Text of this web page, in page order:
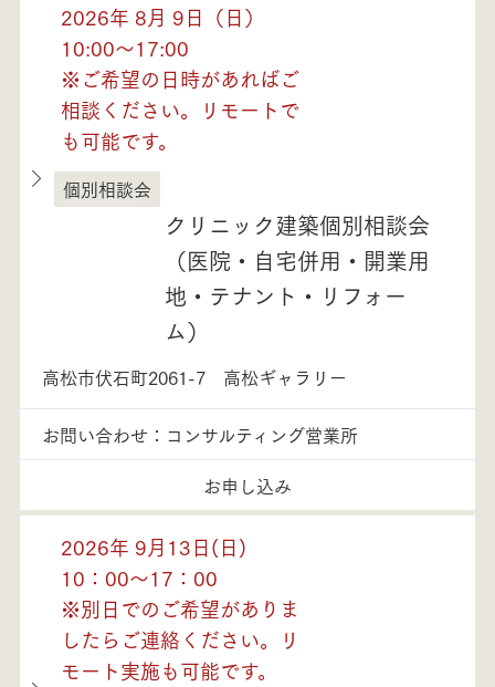
2026年 8月 9日（日）
10:00～17:00
※ご希望の日時があればご
相談ください。リモートで
も可能です。
香川県
個別相談会
クリニック建築個別相談会
（医院・自宅併用・開業用
地・テナント・リフォー
ム）
高松市伏石町2061-7 高松ギャラリー
お問い合わせ：コンサルティング営業所
お申し込み
2026年 9月13日(日)
10：00～17：00
※別日でのご希望がありま
したらご連絡ください。リ
モート実施も可能です。